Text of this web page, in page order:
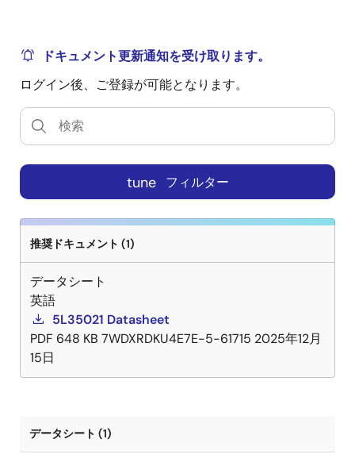
ドキュメント更新通知を受け取ります。
ログイン後、ご登録が可能となります。
tune フィルター
推奨ドキュメント (1)
データシート
英語
5L35021 Datasheet
PDF 648 KB 7WDXRDKU4E7E-5-61715 2025年12月
15日
データシート (1)